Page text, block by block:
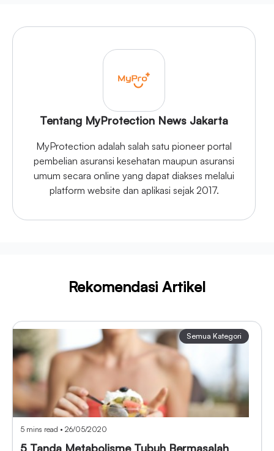
Tentang MyProtection News Jakarta
MyProtection adalah salah satu pioneer portal
pembelian asuransi kesehatan maupun asuransi
umum secara online yang dapat diakses melalui
platform website dan aplikasi sejak 2017.
Rekomendasi Artikel
Semua Kategori
5 mins read • 26/05/2020
5 Tanda Metabolisme Tubuh Bermasalah